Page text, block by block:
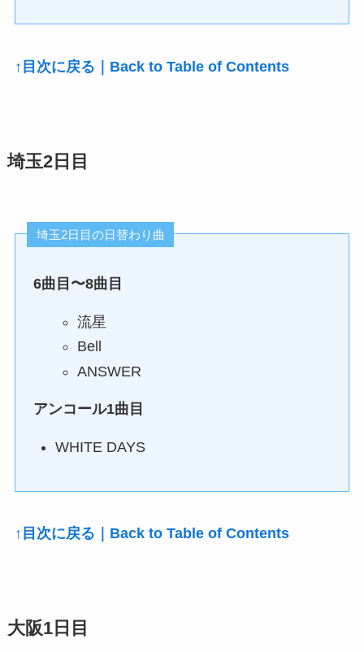
↑目次に戻る｜Back to Table of Contents
埼玉2日目
埼玉2日目の日替わり曲
6曲目〜8曲目
流星
Bell
ANSWER
アンコール1曲目
WHITE DAYS
↑目次に戻る｜Back to Table of Contents
大阪1日目